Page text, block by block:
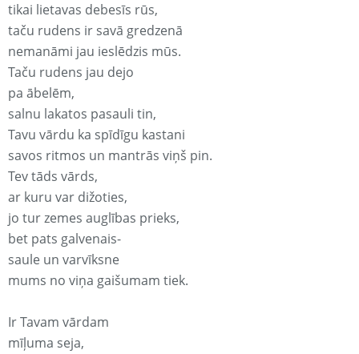
tikai lietavas debesīs rūs,
taču rudens ir savā gredzenā
nemanāmi jau ieslēdzis mūs.
Taču rudens jau dejo
pa ābelēm,
salnu lakatos pasauli tin,
Tavu vārdu ka spīdīgu kastani
savos ritmos un mantrās viņš pin.
Tev tāds vārds,
ar kuru var dižoties,
jo tur zemes auglības prieks,
bet pats galvenais-
saule un varvīksne
mums no viņa gaišumam tiek.
Ir Tavam vārdam
mīļuma seja,